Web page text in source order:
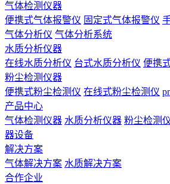
气体检测仪器
便携式气体报警仪 固定式气体报警仪
气体分析仪 气体分析系统
水质分析仪器
在线水质分析仪 台式水质分析仪 便携
粉尘检测仪器
便携式粉尘检测仪 在线式粉尘检测仪
产品中心
气体检测仪器 水质分析仪器 粉尘检测
器设备
解决方案
气体解决方案 水质解决方案
合作企业